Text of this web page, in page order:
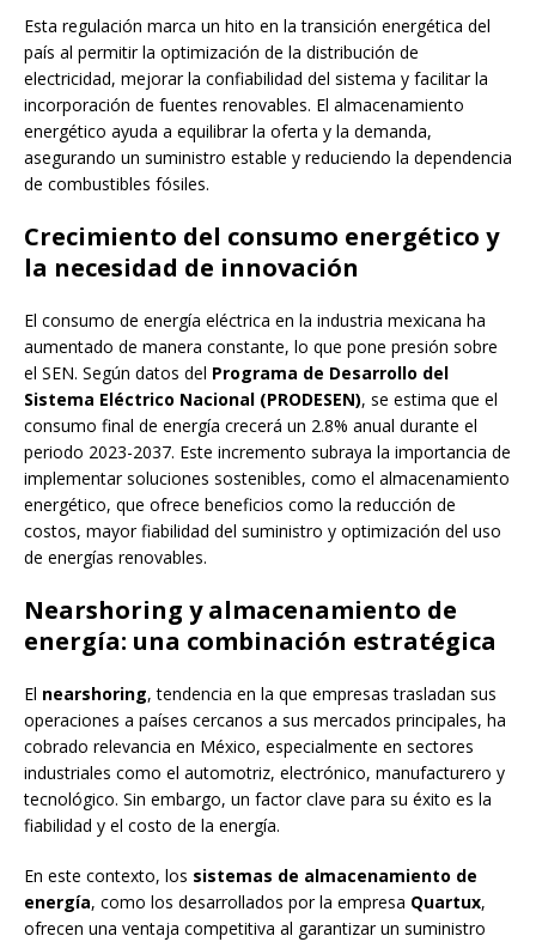
Esta regulación marca un hito en la transición energética del
país al permitir la optimización de la distribución de
electricidad, mejorar la confiabilidad del sistema y facilitar la
incorporación de fuentes renovables. El almacenamiento
energético ayuda a equilibrar la oferta y la demanda,
asegurando un suministro estable y reduciendo la dependencia
de combustibles fósiles.
Crecimiento del consumo energético y
la necesidad de innovación
El consumo de energía eléctrica en la industria mexicana ha
aumentado de manera constante, lo que pone presión sobre
el SEN. Según datos del Programa de Desarrollo del
Sistema Eléctrico Nacional (PRODESEN), se estima que el
consumo final de energía crecerá un 2.8% anual durante el
periodo 2023-2037. Este incremento subraya la importancia de
implementar soluciones sostenibles, como el almacenamiento
energético, que ofrece beneficios como la reducción de
costos, mayor fiabilidad del suministro y optimización del uso
de energías renovables.
Nearshoring y almacenamiento de
energía: una combinación estratégica
El nearshoring, tendencia en la que empresas trasladan sus
operaciones a países cercanos a sus mercados principales, ha
cobrado relevancia en México, especialmente en sectores
industriales como el automotriz, electrónico, manufacturero y
tecnológico. Sin embargo, un factor clave para su éxito es la
fiabilidad y el costo de la energía.
En este contexto, los sistemas de almacenamiento de
energía, como los desarrollados por la empresa Quartux,
ofrecen una ventaja competitiva al garantizar un suministro